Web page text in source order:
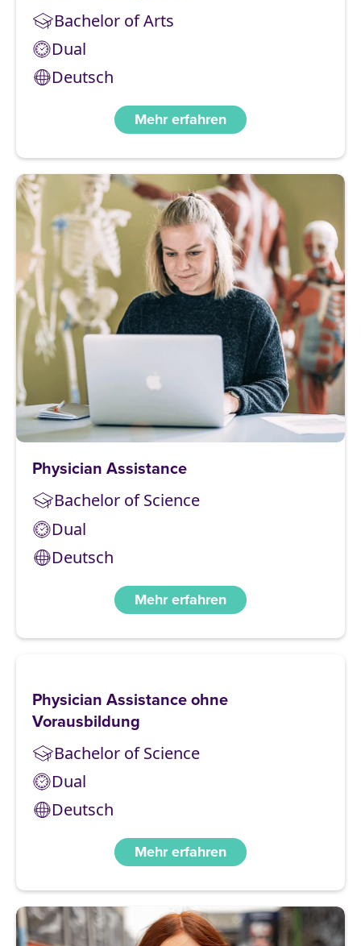
Bachelor of Arts
Dual
Deutsch
Mehr erfahren
Physician Assistance
Bachelor of Science
Dual
Deutsch
Mehr erfahren
Physician Assistance ohne
Vorausbildung
Bachelor of Science
Dual
Deutsch
Mehr erfahren